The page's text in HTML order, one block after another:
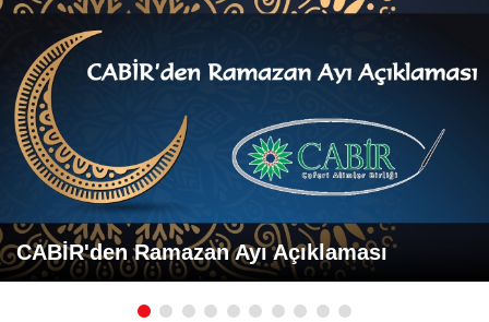
CABİR'den Ramazan Ayı Açıklaması